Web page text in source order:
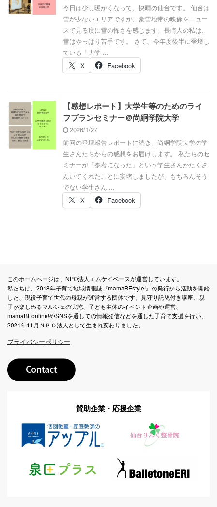
今日は少し暖かくなって、快晴の仙台です。 仙台は
雪が少ないエリアですが、豪雪地帯の映像をニュー
スで見る度に雪の怖さを感じます。長崎人の私は、
雪はやっぱり苦手です。 さて、今年度後半に登壇し
ている「大学 ...
X
Facebook
【感想レポート】大学生等のためのライ
フプランセミナー＠尚絅学院大学
2026/1/27
前回の登壇報告レポートに続き、尚絅学院大学の学
生さんたちからの感想をお届けします。 私たちのセ
ミナーが「参考になった」という学生さんがたくさ
んいてくれたことに安堵しましたが、もちろんそう
でない学生さん ...
X
Facebook
このホームページは、NPO法人エムケイベースが運営しています。
私たちは、2018年子育て地域情報誌『mamaBEstyle!』の発行から活動を開始
した、現役子育て世代の母親が運営する団体です。見守り託児付き講座、親
子が楽しめるマルシェの実施、子ども主体のイベント企画や運営、
mamaBEonline!やSNSを通しての情報発信などを通した子育て支援を行い、
2021年11月ＮＰＯ法人として生まれ変わりました。
プライバシーポリシー
賛助企業・応援企業